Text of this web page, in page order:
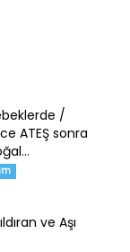
/
ATEŞ sonra
ve Aşı